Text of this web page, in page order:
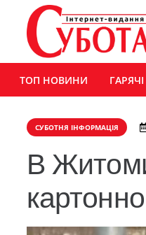
ТОП НОВИНИ
СУБОТНЯ ІНФОРМАЦІЯ
В